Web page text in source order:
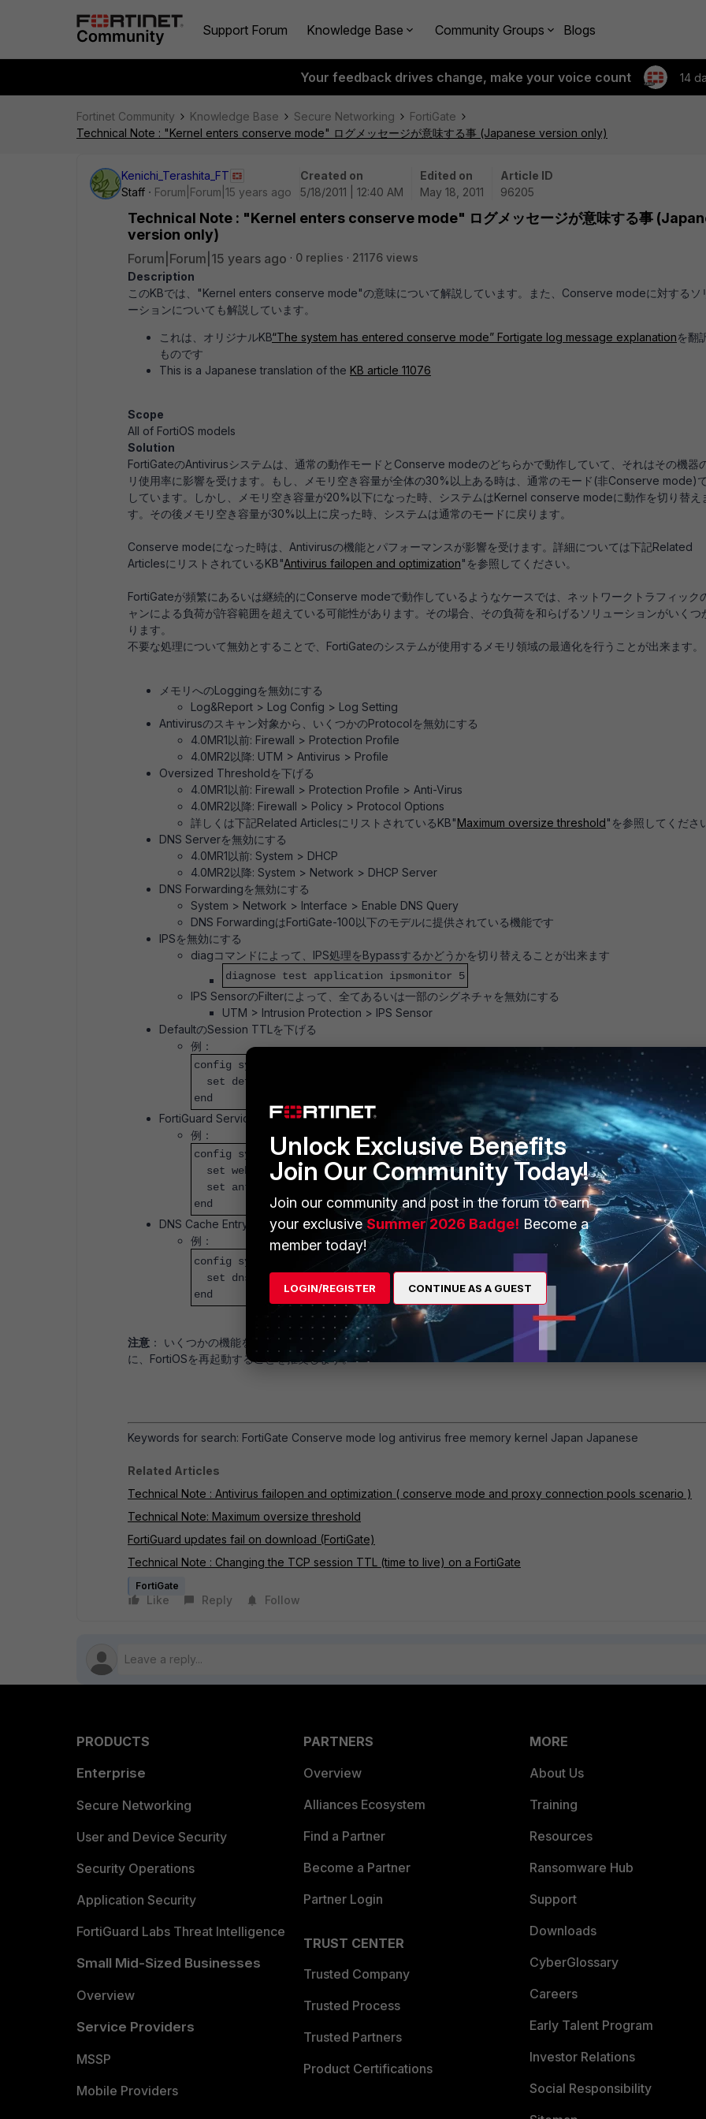
Support Forum Knowledge Base Community Groups Blogs
Your feedback drives change, make your voice count 14
Fortinet Community Knowledge Base Secure Networking
FortiGate
Technical Note : "Kernel enters conserve mode" ログメッセージが意味する事 (Japanese version only)
Kenichi_Terashita_FT
Staff
Forum|Forum|15 years ago
Created on
5/18/2011 | 12:40 AM
Edited on
May 18, 2011
Article ID
96205
Technical Note : "Kernel enters conserve mode" ログメッセージが意味する事
version only)
Forum|Forum|15 years ago 0 replies
21176 views
Description
このKBでは、"Kernel enters conserve mode"の意味について解説しています。また、Conserve modeに対するソ
ーションについても解説しています。
これは、オリジナルKB“The system has entered conserve mode” Fortigate log message explanationを翻
ものです
This is a Japanese translation of the KB article 11076
Scope
All of FortiOS models
Solution
FortiGateのAntivirusシステムは、通常の動作モードとConserve modeのどちらかで動作していて、それはその機器
リ使用率に影響を受けます。もし、メモリ空き容量が全体の30%以上ある時は、通常のモード(非Conserve mode)
しています。しかし、メモリ空き容量が20%以下になった時、システムはKernel conserve modeに動作を切り替え
す。その後メモリ空き容量が30%以上に戻った時、システムは通常のモードに戻ります。
Conserve modeになった時は、Antivirusの機能とパフォーマンスが影響を受けます。詳細については下記Related
ArticlesにリストされているKB"Antivirus failopen and optimization"を参照してください。
FortiGateが頻繁にあるいは継続的にConserve modeで動作しているようなケースでは、ネットワークトラフィック
ャンによる負荷が許容範囲を超えている可能性があります。その場合、その負荷を和らげるソリューションがいくつ
ります。
不要な処理について無効とすることで、FortiGateのシステムが使用するメモリ領域の最適化を行うことが出来ます。
メモリへのLoggingを無効にする
Log&Report > Log Config > Log Setting
Antivirusのスキャン対象から、いくつかのProtocolを無効にする
4.0MR1以前: Firewall > Protection Profile
4.0MR2以降: UTM > Antivirus > Profile
Oversized Thresholdを下げる
4.0MR1以前: Firewall > Protection Profile > Anti-Virus
4.0MR2以降: Firewall > Policy > Protocol Options
詳しくは下記Related ArticlesにリストされているKB"Maximum oversize threshold"を参照してくださ
DNS Serverを無効にする
4.0MR1以前: System > DHCP
4.0MR2以降: System > Network > DHCP Server
DNS Forwardingを無効にする
System > Network > Interface > Enable DNS Query
DNS ForwardingはFortiGate-100以下のモデルに提供されている機能です
IPSを無効にする
diagコマンドによって、IPS処理をBypassするかどうかを切り替えることが出来ます
diagnose test application ipsmonitor 5
IPS SensorのFilterによって、全てあるいは一部のシグネチャを無効にする
UTM > Intrusion Protection > IPS Sensor
DefaultのSession TTLを下げる
例：
config system session-ttl
set default 300
end
FortiGuard ServiceのCache TTLを下げる
例：
config system fortiguard
set webfilter-cache-ttl 500
set antispam-cache-ttl 500
end
DNS Cache Entryを下げる
例：
config system dns
set dns-cache-limit 300
end
注意 ： いくつかの機能を無効にしたり許容量を下げる設定を行った後は、不要なメモリ使用領域を確実にクリアす
に、FortiOSを再起動することを推奨します。
Keywords for search: FortiGate Conserve mode log antivirus free memory kernel Japan Japanese
Related Articles
Technical Note : Antivirus failopen and optimization ( conserve mode and proxy connection pools scenario )
Technical Note: Maximum oversize threshold
FortiGuard updates fail on download (FortiGate)
Technical Note : Changing the TCP session TTL (time to live) on a FortiGate
FortiGate
Like Reply Follow
PRODUCTS
Enterprise
Secure Networking
User and Device Security
Security Operations
Application Security
FortiGuard Labs Threat Intelligence
Small Mid-Sized Businesses
Overview
Service Providers
MSSP
Mobile Providers
PARTNERS
Overview
Alliances Ecosystem
Find a Partner
Become a Partner
Partner Login
TRUST CENTER
Trusted Company
Trusted Process
Trusted Partners
Product Certifications
MORE
About Us
Training
Resources
Ransomware Hub
Support
Downloads
CyberGlossary
Careers
Early Talent Program
Investor Relations
Social Responsibility
Unlock Exclusive Benefits
Join Our Community Today!
Join our community and post in the forum to earn
your exclusiveSummer 2026 Badge! Become a
member today!
LOGIN/REGISTER CONTINUE AS A GUEST